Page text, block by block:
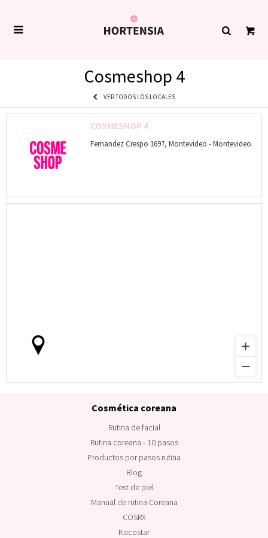

Cosmeshop 4
VER TODOS LOS LOCALES
COSMESHOP 4
Fernandez Crespo 1697, Montevideo - Montevideo.
Cosmética coreana
Rutina de facial
Rutina coreana - 10 pasos
Productos por pasos rutina
Blog
Test de piel
Manual de rutina Coreana
COSRX
Kocostar